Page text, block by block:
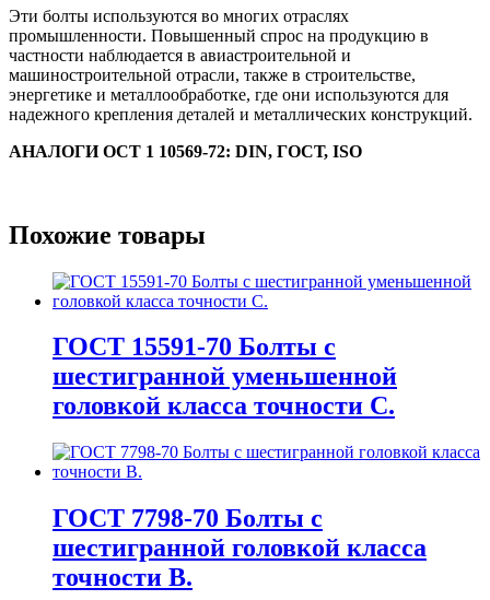
Эти болты используются во многих отраслях
промышленности. Повышенный спрос на продукцию в
частности наблюдается в авиастроительной и
машиностроительной отрасли, также в строительстве,
энергетике и металлообработке, где они используются для
надежного крепления деталей и металлических конструкций.
АНАЛОГИОСТ 1 10569-72: DIN, ГОСТ, ISO
Похожие товары
ГОСТ 15591-70 Болты с
шестигранной уменьшенной
головкой класса точности С.
ГОСТ 7798-70 Болты с
шестигранной головкой класса
точности В.